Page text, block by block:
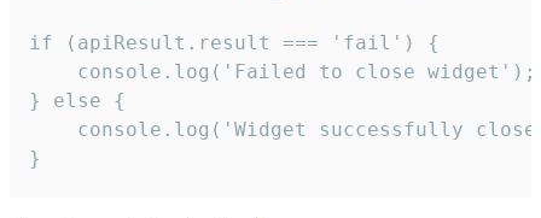
if (apiResult.result === 'fail') {
    console.log('Failed to close widget');
} else {
console.log('Widget successfully
}